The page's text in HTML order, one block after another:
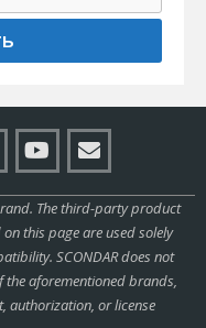
The third-party product
this page are used solely
SCONDAR does not
aforementioned brands,
authorization, or license